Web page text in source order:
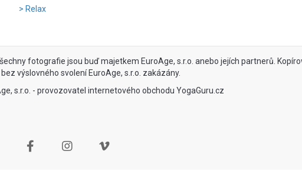
Relax
fotografie jsou buď majetkem EuroAge, s.r.o. anebo jejích partnerů.
výslovného svolení EuroAge, s.r.o. zakázány.
s.r.o. - provozovatel internetového obchodu YogaGuru.cz